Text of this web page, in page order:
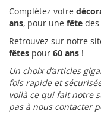
Complétez votre
ans, pour une fête
Retrouvez sur notre
fêtes pour 60 ans !
Un choix d’articles
fois rapide et
voilà ce qui fait notre
pas à nous contacter